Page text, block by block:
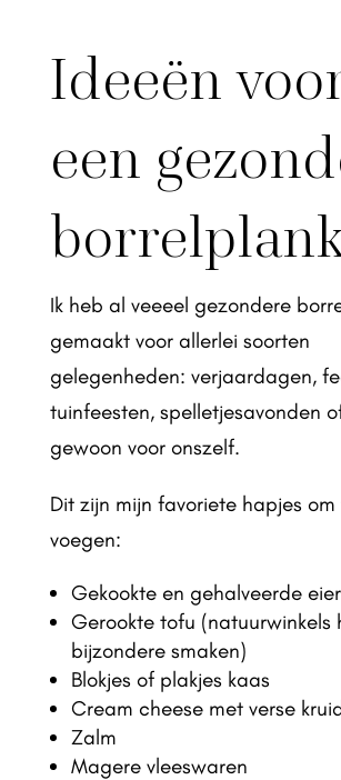
Ideeën
een
Ik heb al veeeel gezondere
gemaakt voor allerlei soorten
gelegenheden: verjaardagen,
tuinfeesten, spelletjesavonden
gewoon voor onszelf.
Dit zijn mijn favoriete hapjes
voegen:
Gekookte en gehalveerde
Gerookte tofu (natuurwinkels
bijzondere smaken)
Blokjes of plakjes kaas
Cream cheese met verse
Zalm
Magere vleeswaren